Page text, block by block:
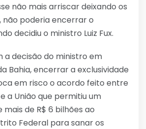
não mais arriscar deixando os
não poderia encerrar o
decidiu o ministro Luiz Fux.
a decisão do ministro em
Bahia, encerrar a exclusividade
em risco o acordo feito entre
a União que permitiu um
de R$ 6 bilhões ao
Federal para sanar os